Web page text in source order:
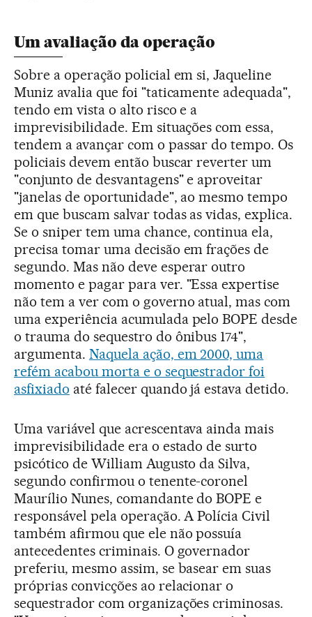
Um avaliação da operação
Sobre a operação policial em si, Jaqueline
Muniz avalia que foi "taticamente adequada",
tendo em vista o alto risco e a
imprevisibilidade. Em situações com essa,
tendem a avançar com o passar do tempo. Os
policiais devem então buscar reverter um
"conjunto de desvantagens" e aproveitar
"janelas de oportunidade", ao mesmo tempo
em que buscam salvar todas as vidas, explica.
Se o sniper tem uma chance, continua ela,
precisa tomar uma decisão em frações de
segundo. Mas não deve esperar outro
momento e pagar para ver. "Essa expertise
não tem a ver com o governo atual, mas com
uma experiência acumulada pelo BOPE desde
o trauma do sequestro do ônibus 174",
argumenta. Naquela ação, em 2000, uma
refém acabou morta e o sequestrador foi
asfixiado até falecer quando já estava detido.
Uma variável que acrescentava ainda mais
imprevisibilidade era o estado de surto
psicótico de William Augusto da Silva,
segundo confirmou o tenente-coronel
Maurílio Nunes, comandante do BOPE e
responsável pela operação. A Polícia Civil
também afirmou que ele não possuía
antecedentes criminais. O governador
preferiu, mesmo assim, se basear em suas
próprias convicções ao relacionar o
sequestrador com organizações criminosas.